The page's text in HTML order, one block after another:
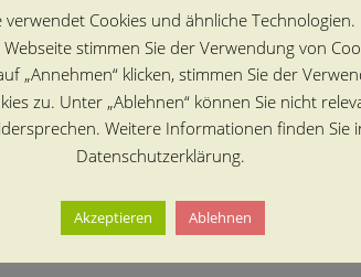
in der Phantasie des Menschen.“
ü ler Romane, die sie den anderen vorstellen.
eine begr ndete Empfehlung abgeben, ob
Preistr
verwendet Cookies und ähnliche
stimmen Sie der Verwendung von
„Annehmen“ klicken, stimmen Sie der
zu. Unter „Ablehnen“ können Sie nicht
Weitere Informationen finden Sie
Datenschutzerklärung.
Akzeptieren Ablehnen